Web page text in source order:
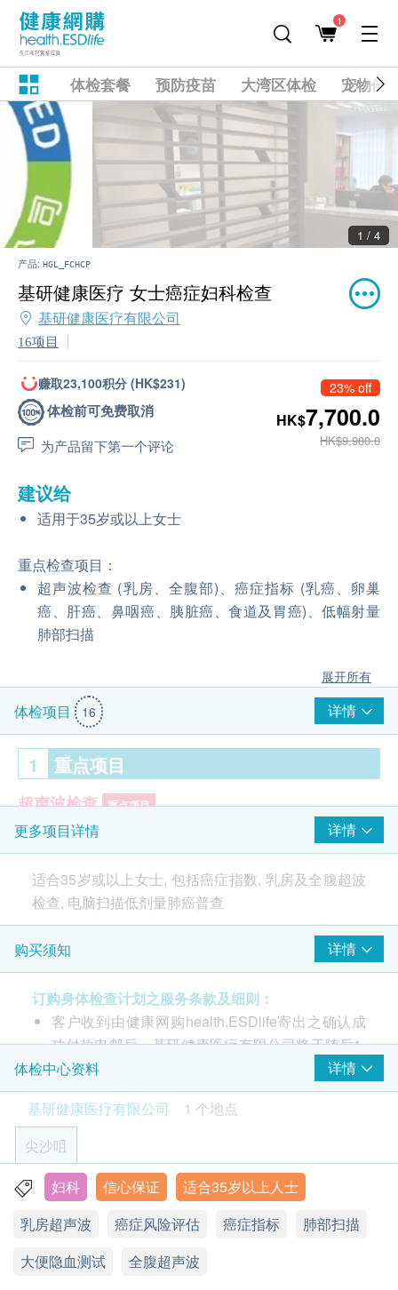
1
体检套餐 预防疫苗 大湾区体检 宠物健
2 / 4
产品: HGL_FCHCP
基研健康医疗 女士癌症妇科检查
基研健康医疗有限公司
16项目
赚取23,100积分 (HK$231)
体检前可免费取消
为产品留下第一个评论
23% off
HK$7,700.0
HK$9,980.0
建议给
适用于35岁或以上女士
重点检查项目：
超声波检查 (乳房、全腹部)、癌症指标 (乳癌、卵巢
癌、肝癌、鼻咽癌、胰脏癌、食道及胃癌)、低幅射量
肺部扫描
展开所有
体检项目 16 详情
1 重点项目
超声波检查 重点项目
全腹部超声波扫描
乳癌风险评估 重点项目
卵巢癌风险评估 重点项目
卵巢肿瘤指标 (癌抗原125) (只限女性)
2 基本项目
癌症指标
甲种胎蛋白 (肝癌)
鼻咽癌风险评估
更多项目详情 详情
适合35岁或以上女士, 包括癌症指数, 乳房及全腹超波
检查, 电脑扫描低剂量肺癌普查
包括癌症指数, 乳房及全腹超波检查, 电脑扫描低剂量
肺癌普查
购买须知 详情
订购身体检查计划之服务条款及细则：
客户收到由健康网购health.ESDlife寄出之确认成
功付款电邮后，基研健康医疗有限公司将于随后1-
2个工作天辨公时间内，致电客户预约身体检查的
时间及地点 (超声波检查适用于星期二至五)。客户
亦可致电查询或在订单确认后1个工作天致电该中
心预约 (电话: 2736 6228)。
健康检查计划只适用于10岁或以上之人士。
未成年客人体检指引(10岁至18岁以下人士)
A. 10歳至未满16岁者：
(1) 有家长或监护人陪同者
在中心即场签署同意书，并出示身份证明文件，经
核实无误后可提供服务。
体检中心资料
详情
基研健康医疗有限公司
1 个地点
尖沙咀
九龙尖沙咀广东道5号海洋中心14楼1425室
显示地图
星期一至星期五：9:00am – 1:00pm; 2:00pm – 6:00pm
妇科 信心保证
适合35岁以上人士
乳房超声波
癌症风险评估 癌症指标
肺部扫描
大便隐血测试
全腹超声波